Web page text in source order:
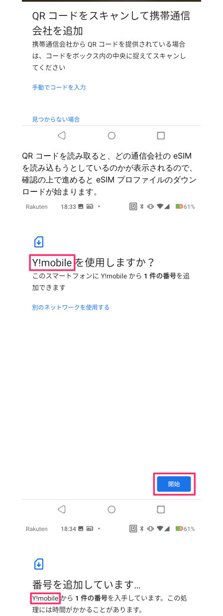
QR コードを読み取ると、どの通信会社の eSIM
を読み込もうとしているのかが表示されるので、
確認の上で進めると eSIM プロファイルのダウン
ロードが始まります。